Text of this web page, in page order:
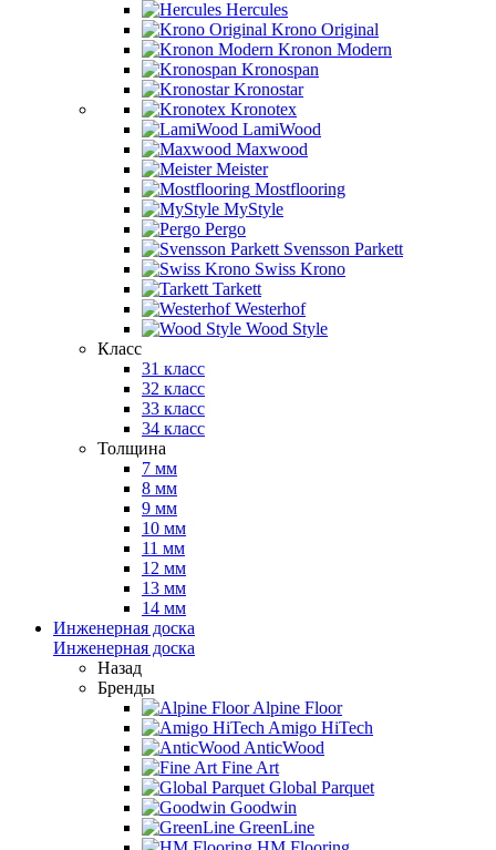
Hercules
Krono Original
Kronon Modern
Kronospan
Kronostar
Kronotex
LamiWood
Maxwood
Meister
Mostflooring
MyStyle
Pergo
Svensson Parkett
Swiss Krono
Tarkett
Westerhof
Wood Style
Класс
31 класс
32 класс
33 класс
34 класс
Толщина
7 мм
8 мм
9 мм
10 мм
11 мм
12 мм
13 мм
14 мм
Инженерная доска
Инженерная доска
Назад
Бренды
Alpine Floor
Amigo HiTech
AnticWood
Fine Art
Global Parquet
Goodwin
GreenLine